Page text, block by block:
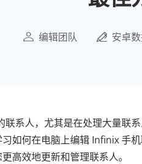
编辑团队 安卓
系人，尤其是在处理大量联
如何在电脑上编辑 Infinix 手
高效地更新和管理联系人。